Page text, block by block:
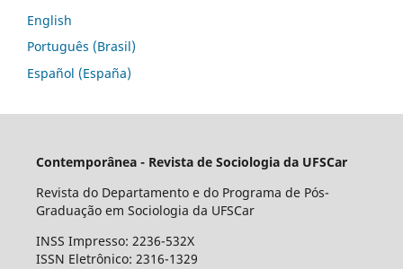
English
Português (Brasil)
Español (España)
Contemporânea - Revista de Sociologia da UFSCar
Revista do Departamento e do Programa de Pós-
Graduação em Sociologia da UFSCar
INSS Impresso: 2236-532X
ISSN Eletrônico: 2316-1329